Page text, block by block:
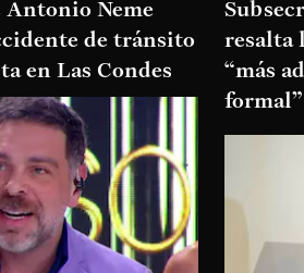
Antonio Neme
de tránsito
en Las Condes
resalta
“más
formal”